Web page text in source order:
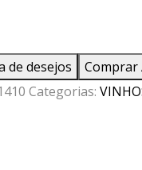
de desejos
Comprar
Categorias: